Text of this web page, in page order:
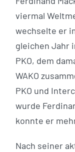
viermal
wechselte er
gleichen Jahr
PKO, dem
WAKO
PKO und
wurde
konnte er
Nach seiner